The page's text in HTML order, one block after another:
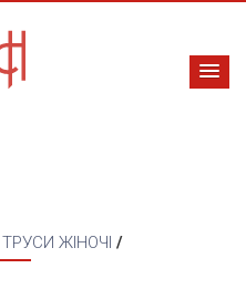
ТРУСИ ЖІНОЧІ /